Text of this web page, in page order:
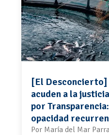
[El Desconcierto]
acuden a la
por
opacidad
Por María del Mar